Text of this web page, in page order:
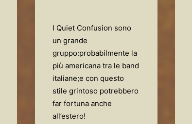
I Quiet Confusion sono
un grande
gruppo:probabilmente la
più americana tra le band
italiane;e con questo
stile grintoso potrebbero
far fortuna anche
all’estero!